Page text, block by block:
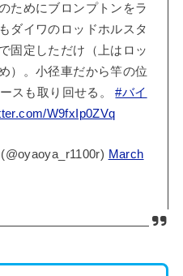
ためにブロンプトンをラ
ダイワのロッドホルスタ
固定しただけ（上はロッ
）。小径車だから竿の位
スも取り回せる。#バイ
W9fxIp0ZVq
March